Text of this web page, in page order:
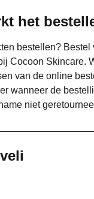
het
bestellen?
Cocoon Skincare.
van de online
wanneer de
niet